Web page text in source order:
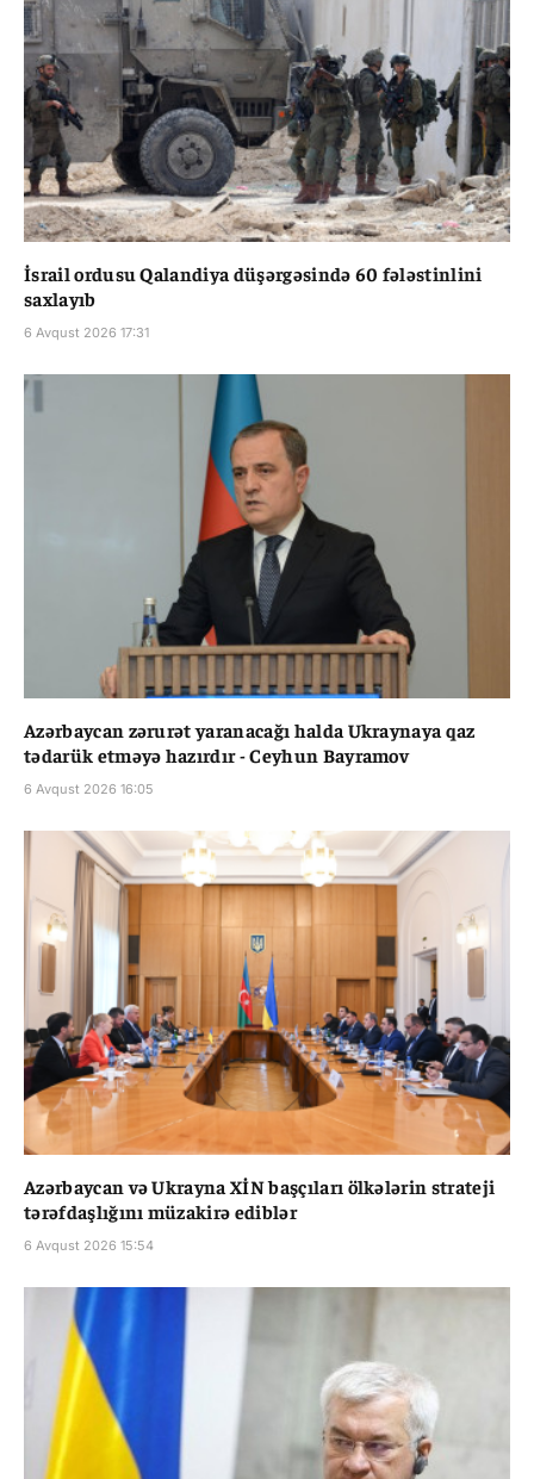
İsrail ordusu Qalandiya düşərgəsində 60 fələstinlini
saxlayıb
6 Avqust 2026 17:31
Azərbaycan zərurət yaranacağı halda Ukraynaya qaz
tədarük etməyə hazırdır - Ceyhun Bayramov
6 Avqust 2026 16:05
Azərbaycan və Ukrayna XİN başçıları ölkələrin strateji
tərəfdaşlığını müzakirə ediblər
6 Avqust 2026 15:54